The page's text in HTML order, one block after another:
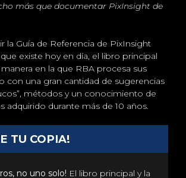
más que documentar PixInsight de
la Guía de Referencia de PixInsight
existe hoy en día, el libro principal
en la que RBA procesa sus
con una gran cantidad de sugerencias
métodos y un conocimiento de
adquirido durante más de 10 años.
TU COPIA!
no uno solo! El libro principal y la